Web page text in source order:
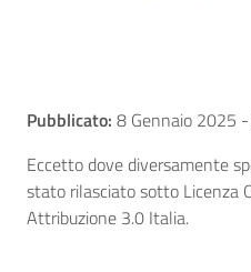
Pubblicato: 8 Gennaio 2025 -
Eccetto dove diversamente
stato rilasciato sotto Licenza
Attribuzione 3.0 Italia.